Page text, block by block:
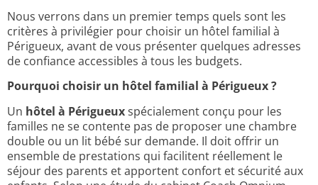
Nous verrons dans un premier temps quels sont les
critères à privilégier pour choisir un hôtel familial à
Périgueux, avant de vous présenter quelques adresses
de confiance accessibles à tous les budgets.
Pourquoi choisir un hôtel familial à Périgueux ?
Un hôtel à Périgueuxspécialement conçu pour les
familles ne se contente pas de proposer une chambre
double ou un lit bébé sur demande. Il doit offrir un
ensemble de prestations qui facilitent réellement le
séjour des parents et apportent confort et sécurité aux